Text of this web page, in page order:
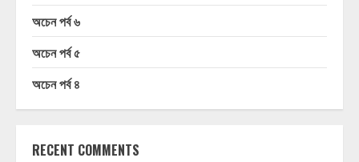
অচেন পর্ব ৬
অচেন পর্ব ৫
অচেন পর্ব ৪
RECENT COMMENTS